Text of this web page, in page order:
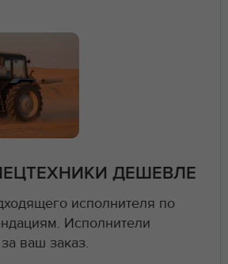
ДЕШЕВЛЕ
исполнителя по
Исполнители
ваш заказ.